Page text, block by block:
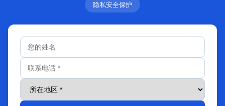
隐私安全保护